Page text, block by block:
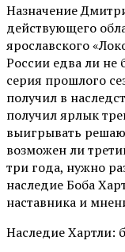
Назначение
действующего
ярославского
России едва ли не
серия прошлого
получил в
получил ярлык
выигрывать
возможен ли
три года, нужно
наследие Боба
наставника и
Наследие Хартли: